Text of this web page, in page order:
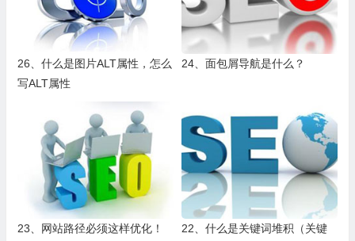
26、什么是图片ALT属性，怎么
写ALT属性
24、面包屑导航是什么？
23、网站路径必须这样优化！
22、什么是关键词堆积（关键